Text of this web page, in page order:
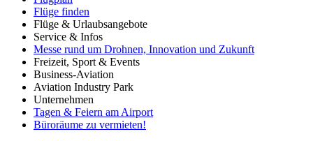
Flüge finden
Flüge & Urlaubsangebote
Service & Infos
Messe rund um Drohnen, Innovation und Zukunft
Freizeit, Sport & Events
Business-Aviation
Aviation Industry Park
Unternehmen
Tagen & Feiern am Airport
Büroräume zu vermieten!